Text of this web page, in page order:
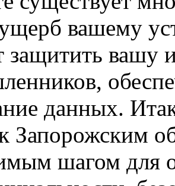
вашему
защитить вашу
данных.
Запорожским
шагом для